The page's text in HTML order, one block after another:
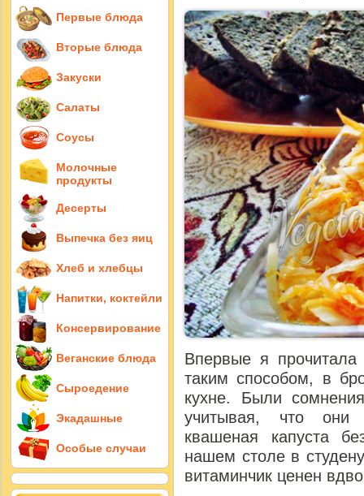
Впервые я прочитала
таким способом, в
кухне. Были
учитывая, что они
квашеная капуста
нашем столе в
витаминчик ценен
Первые блюда
Вторые блюда
Закуски
Салаты
Соусы
Молочные
продукты
Десерты
Выпечка без яиц
Хлеб и хлебцы
Напитки, коктейли
Консервирование
Веганские блюда
Сыроедение
Экадашные
Особые случаи